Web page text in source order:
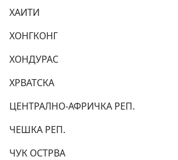
ХАИТИ
ХОНГКОНГ
ХОНДУРАС
ХРВАТСКА
ЦЕНТРАЛНО-АФРИЧКА РЕП.
ЧЕШКА РЕП.
ЧУК ОСТРВА